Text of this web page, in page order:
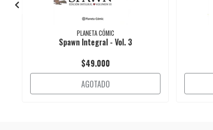
PLANETA CÓMIC
Spawn Integral - Vol. 3
$49.000
AGOTADO